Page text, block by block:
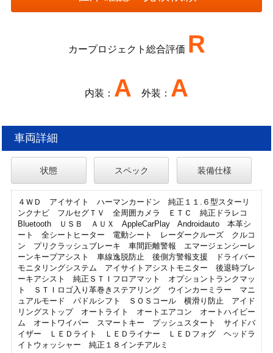
カープロジェクト総合評価 R
内装： A 外装： A
車両詳細
状態 スペック 装備仕様
４ＷＤ アイサイト ハーマンカードン 純正１１.６型スターリ
ンクナビ フルセグＴＶ 全周囲カメラ ＥＴＣ 純正ドラレコ
Bluetooth ＵＳＢ ＡＵＸ AppleCarPlay Androidauto 本革シ
ート 全シートヒーター 電動シート レーダークルーズ クルコ
ン プリクラッシュブレーキ 車間距離警報 エマージェンシーレ
ーンキープアシスト 車線逸脱防止 後側方警報支援 ドライバー
モニタリングシステム アイサイトアシストモニター 後退時ブレ
ーキアシスト 純正ＳＴＩフロアマット オプショントランクマッ
ト ＳＴＩロゴ入り革巻きステアリング ウインカーミラー マニ
ュアルモード パドルシフト ＳＯＳコール 横滑り防止 アイド
リングストップ オートライト オートエアコン オートハイビー
ム オートワイパー スマートキー プッシュスタート サイドバ
イザー ＬＥＤライト ＬＥＤライナー ＬＥＤフォグ ヘッドラ
イトウォッシャー 純正１８インチアルミ